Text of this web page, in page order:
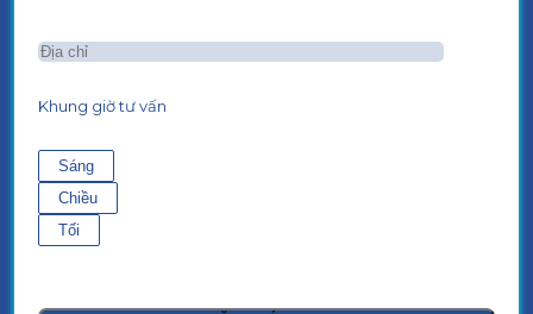
Khung giờ tư vấn
Sáng
Chiều
Tối